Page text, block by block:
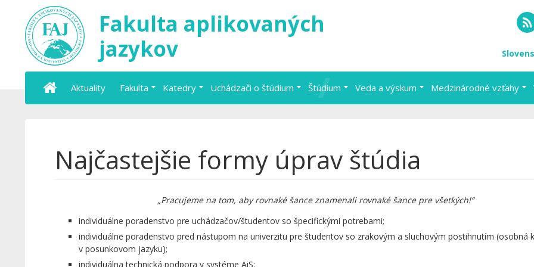
Fakulta aplikovaných
jazykov
Aktuality Fakulta Katedry Uchádzači o štúdium Štúdium Veda a výskum Medzinárodné vzťahy
Najčastejšie formy úprav štúdia
„Pracujeme na tom, aby rovnaké šance znamenali rovnaké šance pre všetkých!“
individuálne poradenstvo pre uchádzačov/študentov so špecifickými potrebami;
individuálne poradenstvo pred nástupom na univerzitu pre študentov so zrakovým a sluchovým postihnutím (osobná
v posunkovom jazyku);
individuálna technická podpora v systéme AiS;